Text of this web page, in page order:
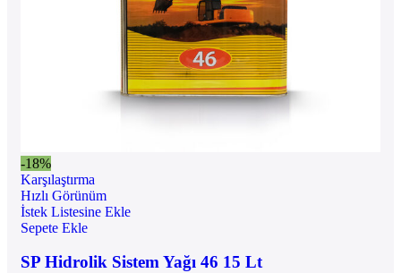
-18%
Karşılaştırma
Hızlı Görünüm
İstek Listesine Ekle
Sepete Ekle
SP Hidrolik Sistem Yağı 46 15 Lt